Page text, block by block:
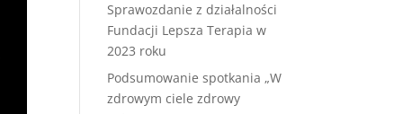
Sprawozdanie z działalności
Fundacji Lepsza Terapia w
2023 roku
Podsumowanie spotkania „W
zdrowym ciele zdrowy